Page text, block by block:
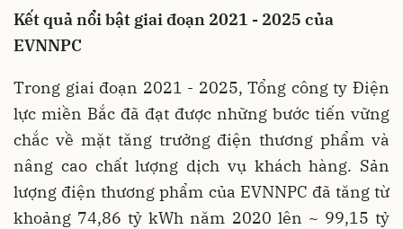
Kết quả nổi bật giai đoạn 2021 - 2025 của
EVNNPC
Trong giai đoạn 2021 - 2025, Tổng công ty Điện
lực miền Bắc đã đạt được những bước tiến vững
chắc về mặt tăng trưởng điện thương phẩm và
nâng cao chất lượng dịch vụ khách hàng. Sản
lượng điện thương phẩm của EVNNPC đã tăng từ
khoảng 74,86 tỷ kWh năm 2020 lên ~ 99,15 tỷ